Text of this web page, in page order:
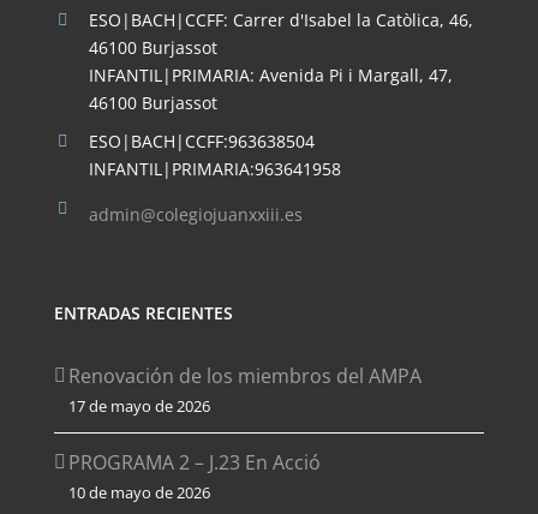
ESO|BACH|CCFF: Carrer d'Isabel la Catòlica, 46,
46100 Burjassot
INFANTIL|PRIMARIA: Avenida Pi i Margall, 47,
46100 Burjassot
ESO|BACH|CCFF:963638504
INFANTIL|PRIMARIA:963641958
admin@colegiojuanxxiii.es
ENTRADAS RECIENTES
Renovación de los miembros del AMPA
17 de mayo de 2026
PROGRAMA 2 – J.23 En Acció
10 de mayo de 2026